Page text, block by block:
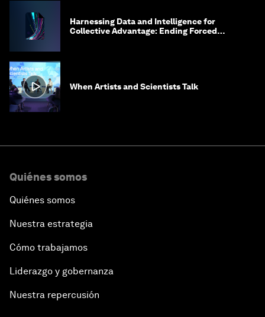
Harnessing Data and Intelligence for
Collective Advantage: Ending Forced
When Artists and Scientists Talk
Quiénes somos
Quiénes somos
Nuestra estrategia
Cómo trabajamos
Liderazgo y gobernanza
Nuestra repercusión